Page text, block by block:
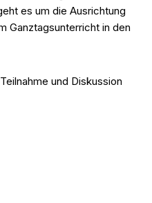
es um die Ausrichtung
Ganztagsunterricht in den
und Diskussion